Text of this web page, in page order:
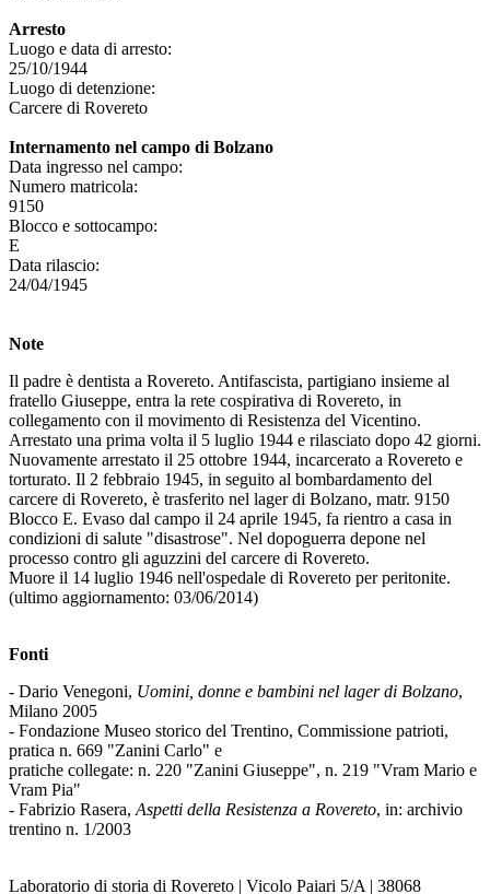
Arresto
Luogo e data di arresto:
25/10/1944
Luogo di detenzione:
Carcere di Rovereto
Internamento nel campo di Bolzano
Data ingresso nel campo:
Numero matricola:
9150
Blocco e sottocampo:
E
Data rilascio:
24/04/1945
Note
Il padre è dentista a Rovereto. Antifascista, partigiano insieme al
fratello Giuseppe, entra la rete cospirativa di Rovereto, in
collegamento con il movimento di Resistenza del Vicentino.
Arrestato una prima volta il 5 luglio 1944 e rilasciato dopo 42 giorni.
Nuovamente arrestato il 25 ottobre 1944, incarcerato a Rovereto e
torturato. Il 2 febbraio 1945, in seguito al bombardamento del
carcere di Rovereto, è trasferito nel lager di Bolzano, matr. 9150
Blocco E. Evaso dal campo il 24 aprile 1945, fa rientro a casa in
condizioni di salute "disastrose". Nel dopoguerra depone nel
processo contro gli aguzzini del carcere di Rovereto.
Muore il 14 luglio 1946 nell'ospedale di Rovereto per peritonite.
(ultimo aggiornamento: 03/06/2014)
Fonti
- Dario Venegoni, Uomini, donne e bambini nel lager di Bolzano,
Milano 2005
- Fondazione Museo storico del Trentino, Commissione patrioti,
pratica n. 669 "Zanini Carlo" e
pratiche collegate: n. 220 "Zanini Giuseppe", n. 219 "Vram Mario e
Vram Pia"
- Fabrizio Rasera, Aspetti della Resistenza a Rovereto, in: archivio
trentino n. 1/2003
Laboratorio di storia di Rovereto | Vicolo Paiari 5/A | 38068